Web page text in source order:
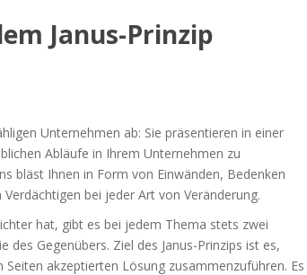
Janus-Prinzip
Unternehmen ab: Sie präsentieren in einer
Abläufe in Ihrem Unternehmen zu
bläst Ihnen in Form von Einwänden, Bedenken
bei jeder Art von Veränderung.
hat, gibt es bei jedem Thema stets zwei
des Gegenübers. Ziel des Janus-Prinzips ist es,
akzeptierten Lösung zusammenzuführen. Es